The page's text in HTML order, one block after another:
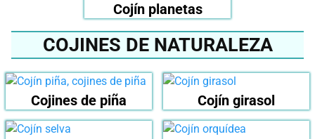
Cojín planetas
COJINES DE NATURALEZA
Cojines de piña Cojín girasol